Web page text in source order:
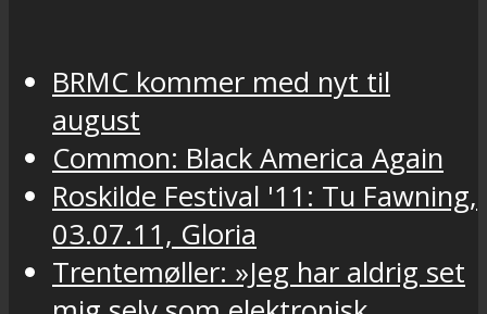
BRMC kommer med nyt til
august
Common: Black America Again
Roskilde Festival '11: Tu Fawning,
03.07.11, Gloria
Trentemøller: »Jeg har aldrig set